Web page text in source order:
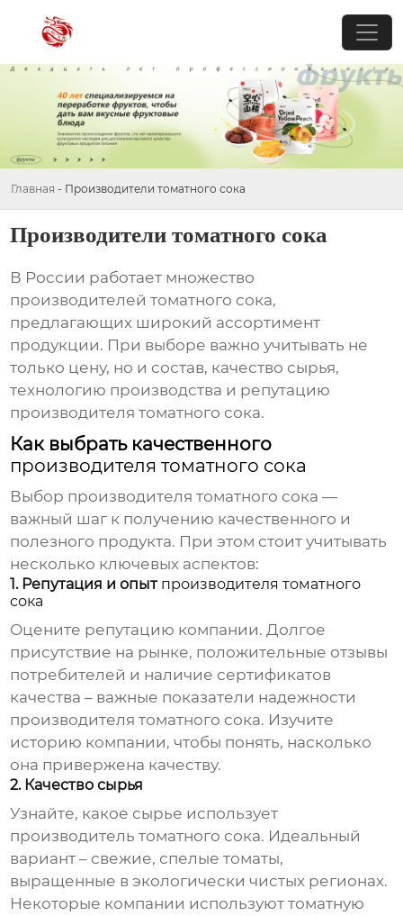
Главная - Производители томатного сока
Производители томатного сока
В России работает множество
производителей томатного сока,
предлагающих широкий ассортимент
продукции. При выборе важно учитывать не
только цену, но и состав, качество сырья,
технологию производства и репутацию
производителя томатного сока.
Как выбрать качественного
производителя томатного сока
Выбор производителя томатного сока —
важный шаг к получению качественного и
полезного продукта. При этом стоит учитывать
несколько ключевых аспектов:
1. Репутация и опыт производителя томатного
сока
Оцените репутацию компании. Долгое
присутствие на рынке, положительные отзывы
потребителей и наличие сертификатов
качества – важные показатели надежности
производителя томатного сока. Изучите
историю компании, чтобы понять, насколько
она привержена качеству.
2. Качество сырья
Узнайте, какое сырье использует
производитель томатного сока. Идеальный
вариант – свежие, спелые томаты,
выращенные в экологически чистых регионах.
Некоторые компании используют томатную